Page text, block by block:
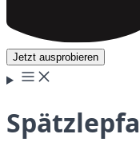
Jetzt ausprobieren